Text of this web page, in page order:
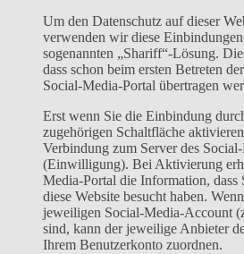
Um den Datenschutz auf dieser
verwenden wir diese
sogenannten „Shariff“-Lösung.
dass schon beim ersten Betreten
Social-Media-Portal übertragen
Erst wenn Sie die Einbindung
zugehörigen Schaltfläche
Verbindung zum Server des
(Einwilligung). Bei Aktivierung
Media-Portal die Information, dass
diese Website besucht haben.
jeweiligen Social-Media-Account
sind, kann der jeweilige Anbieter
Ihrem Benutzerkonto zuordnen.